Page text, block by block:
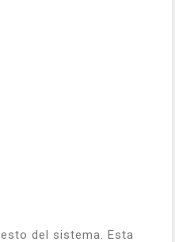
del sistema. Esta